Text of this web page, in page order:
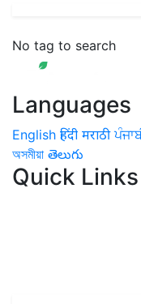
No tag to search
Languages
English हिंदी मराठी
অসমীয়া తెలుగు
Quick Links